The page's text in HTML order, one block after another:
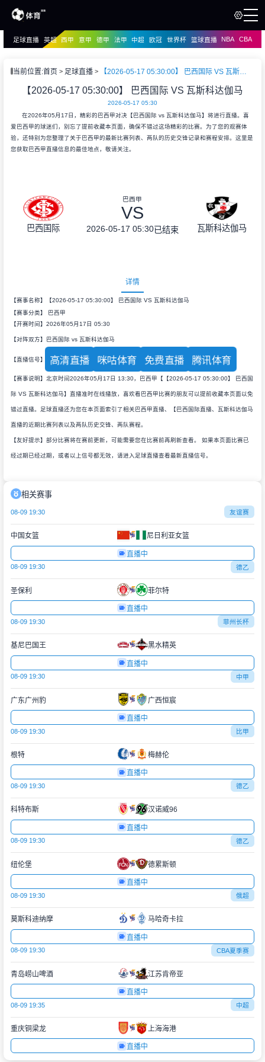
播
足球直播 英超 西甲 意甲 德甲 法甲 中超 欧冠 世界杯 篮球直播 NBA CBA
当前位置:首页 足球直播 【2026-05-17 05:30:00】 巴西国际 VS 瓦斯科达伽马
【2026-05-17 05:30:00】 巴西国际 VS 瓦斯科达伽马
2026-05-17 05:30
在2026年05月17日，精彩的巴西甲对决【巴西国际 vs 瓦斯科达伽马】将进行直播。喜
爱巴西甲的球迷们，别忘了提前收藏本页面，确保不错过这场精彩的比赛。为了您的观赛体
验，还特别为您整理了关于巴西甲的最新比赛列表、两队的历史交锋记录和赛程安排。这里是
您获取巴西甲直播信息的最佳地点，敬请关注。
巴西国际
巴西甲
VS
2026-05-17 05:30已结束 瓦斯科达伽马
详情
【赛事名称】【2026-05-17 05:30:00】 巴西国际 VS 瓦斯科达伽马
【赛事分类】 巴西甲
【开赛时间】2026年05月17日 05:30
【对阵双方】巴西国际 vs 瓦斯科达伽马
【直播信号】 高清直播 咪咕体育 免费直播 腾讯体育
【赛事说明】北京时间2026年05月17日 13:30，巴西甲【【2026-05-17 05:30:00】 巴西国
际 VS 瓦斯科达伽马】直播准时在线播放，喜欢看巴西甲比赛的朋友可以提前收藏本页面以免
错过直播。足球直播还为您在本页面索引了相关巴西甲直播、【巴西国际直播、瓦斯科达伽马
直播的近期比赛列表以及两队历史交锋、两队赛程。
【友好提示】部分比赛将在赛前更新，可能需要您在比赛前再刷新查看。 如果本页面比赛已
经过期已经过期，或者以上信号都无效，请进入足球直播查看最新直播信号。
相关赛事
08-09 19:30 友谊赛
中国女篮 尼日利亚女篮
直播中
08-09 19:30 德乙
圣保利 菲尔特
直播中
08-09 19:30 菲州长杯
基尼巴国王 黑水精英
直播中
08-09 19:30 中甲
广东广州豹 广西恒宸
直播中
08-09 19:30 比甲
根特 梅赫伦
直播中
08-09 19:30 德乙
科特布斯 汉诺威96
直播中
08-09 19:30 德乙
纽伦堡 德累斯顿
直播中
08-09 19:30 俄超
莫斯科迪纳摩 马哈奇卡拉
直播中
08-09 19:30 CBA夏季赛
青岛崂山啤酒 江苏肯帝亚
直播中
08-09 19:35 中超
重庆铜梁龙 上海海港
直播中